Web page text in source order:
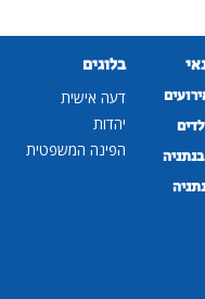
בלוגים
דעה אישית
יהדות
הפינה המשפטית